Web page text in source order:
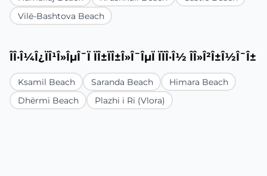
Vilë-Bashtova Beach
ÎÎ·Î¼Î¿ÏÎ¹Î»ÎµÎ¯Ï ÏÎ±ÏÎ±Î»Î¯ÎµÏ ÏÏÎ·Î½ ÎÎ»Î²Î±Î½Î¯Î±
Ksamil Beach Saranda Beach
Himara Beach
Dhërmi Beach
Plazhi i Ri (Vlora)